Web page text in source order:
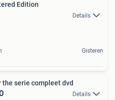
Edition
Details
Gisteren
the serie compleet dvd
Details